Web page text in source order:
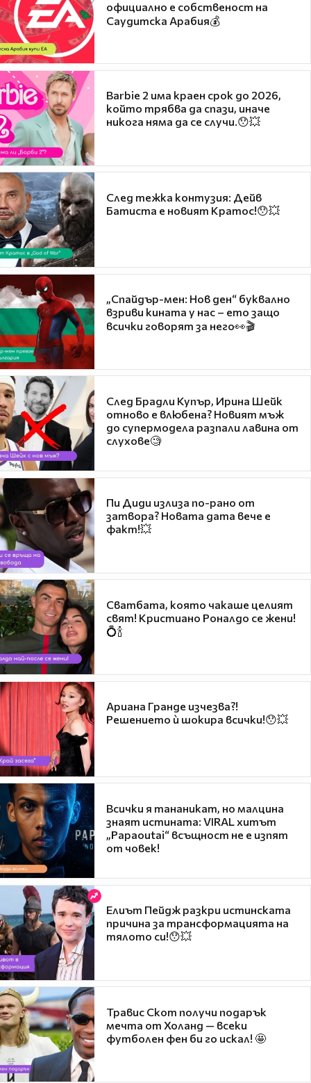
официално е собственост на
Саудитска Арабия💰
Barbie 2 има краен срок до 2026,
който трябва да спази, иначе
никога няма да се случи.😯💥
След тежка контузия: Дейв
Батиста е новият Кратос!😯💥
„Спайдър-мен: Нов ден“ буквално
взриви кината у нас – ето защо
всички говорят за него👀🎬
След Брадли Купър, Ирина Шейк
отново е влюбена? Новият мъж
до супермодела разпали лавина от
слухове🧐
Пи Диди излиза по-рано от
затвора? Новата дата вече е
факт!💥
Сватбата, която чакаше целият
свят! Кристиано Роналдо се жени!
💍🍾
Ариана Гранде изчезва?!
Решението ѝ шокира всички!😯💥
Всички я тананикат, но малцина
знаят истината: VIRAL хитът
„Papaoutai“ всъщност не е изпят
от човек!
Елиът Пейдж разкри истинската
причина за трансформацията на
тялото си!😯💥
Травис Скот получи подарък
мечта от Холанд — всеки
футболен фен би го искал! 🤩